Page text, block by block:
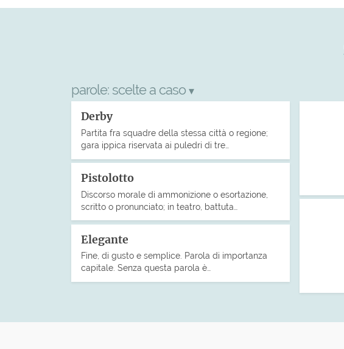
parole: scelte a caso ▾
Derby
Partita fra squadre della stessa città o regione;
gara ippica riservata ai puledri di tre…
Pistolotto
Discorso morale di ammonizione o esortazione,
scritto o pronunciato; in teatro, battuta…
Elegante
Fine, di gusto e semplice. Parola di importanza
capitale. Senza questa parola è…